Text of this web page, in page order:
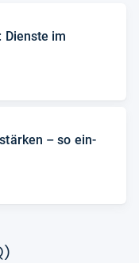
Dienste im
– so ein­